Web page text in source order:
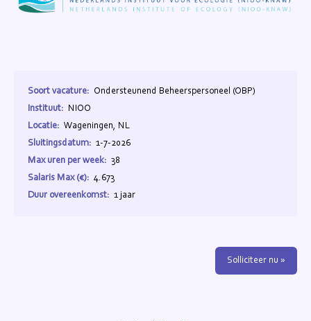
Soort vacature: Ondersteunend Beheerspersoneel (OBP)
Instituut: NIOO
Locatie: Wageningen, NL
Sluitingsdatum: 1-7-2026
Max uren per week: 38
Salaris Max (€): 4.673
Duur overeenkomst: 1 jaar
Solliciteer nu »